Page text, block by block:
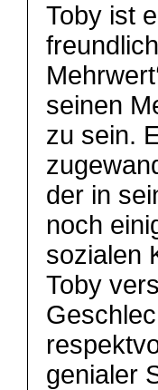
Toby ist
seinen
zu sein.
der in
noch
sozialen
Toby
genialer